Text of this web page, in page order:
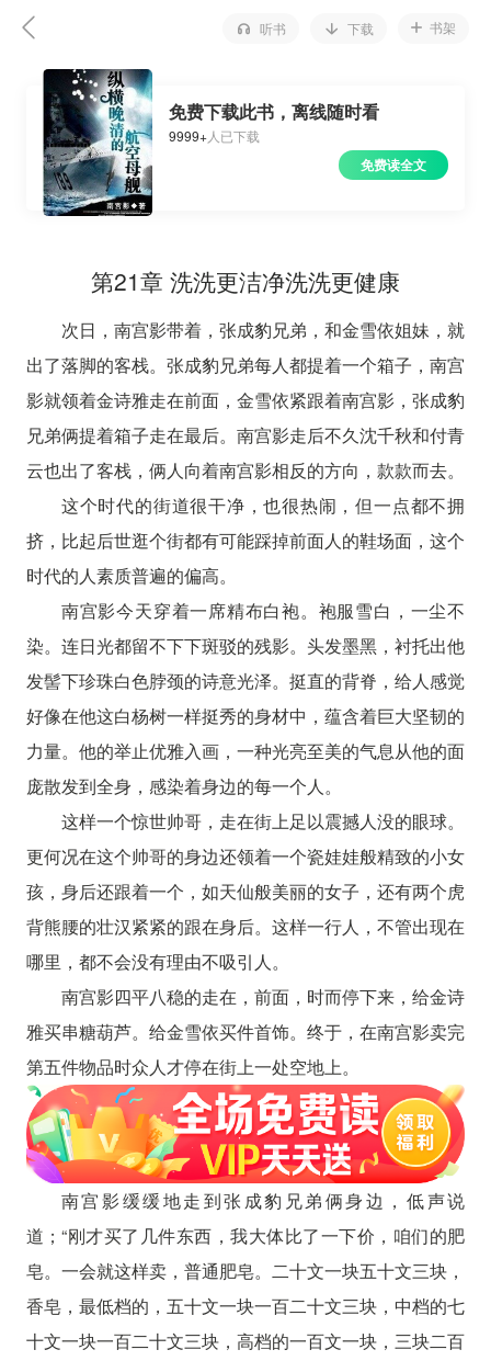
听书 下载 书架
免费下载此书，离线随时看
9999+人已下载
免费读全文
第21章 洗洗更洁净洗洗更健康
次日，南宫影带着，张成豹兄弟，和金雪依姐妹，就
出了落脚的客栈。张成豹兄弟每人都提着一个箱子，南宫
影就领着金诗雅走在前面，金雪依紧跟着南宫影，张成豹
兄弟俩提着箱子走在最后。南宫影走后不久沈千秋和付青
云也出了客栈，俩人向着南宫影相反的方向，款款而去。
这个时代的街道很干净，也很热闹，但一点都不拥
挤，比起后世逛个街都有可能踩掉前面人的鞋场面，这个
时代的人素质普遍的偏高。
南宫影今天穿着一席精布白袍。袍服雪白，一尘不
染。连日光都留不下下斑驳的残影。头发墨黑，衬托出他
发髻下珍珠白色脖颈的诗意光泽。挺直的背脊，给人感觉
好像在他这白杨树一样挺秀的身材中，蕴含着巨大坚韧的
力量。他的举止优雅入画，一种光亮至美的气息从他的面
庞散发到全身，感染着身边的每一个人。
这样一个惊世帅哥，走在街上足以震撼人没的眼球。
更何况在这个帅哥的身边还领着一个瓷娃娃般精致的小女
孩，身后还跟着一个，如天仙般美丽的女子，还有两个虎
背熊腰的壮汉紧紧的跟在身后。这样一行人，不管出现在
哪里，都不会没有理由不吸引人。
南宫影四平八稳的走在，前面，时而停下来，给金诗
雅买串糖葫芦。给金雪依买件首饰。终于，在南宫影卖完
第五件物品时众人才停在街上一处空地上。
南宫影缓缓地走到张成豹兄弟俩身边，低声说
道；“刚才买了几件东西，我大体比了一下价，咱们的肥
皂。一会就这样卖，普通肥皂。二十文一块五十文三块，
香皂，最低档的，五十文一块一百二十文三块，中档的七
十文一块一百二十文三块，高档的一百文一块，三块二百